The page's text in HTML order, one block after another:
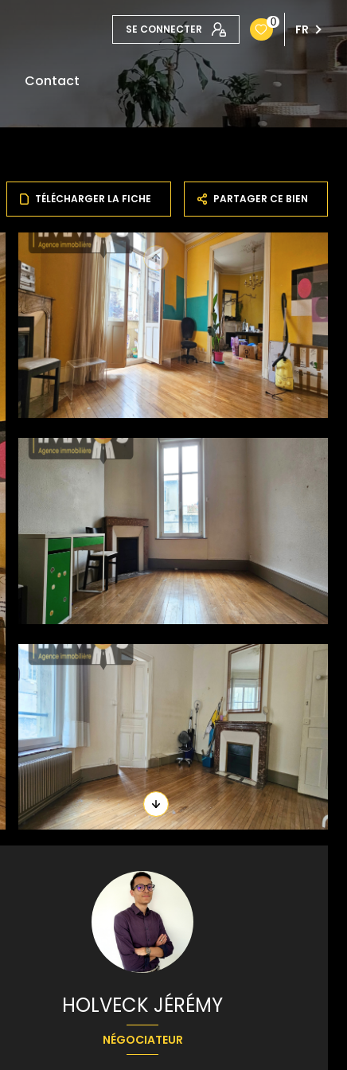
SE CONNECTER
0 FR
Contact
TÉLÉCHARGER LA FICHE PARTAGER CE BIEN
NÉGOCIATEUR
HOLVECK JÉRÉMY